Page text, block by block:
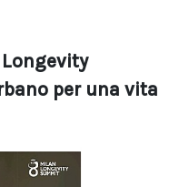
per una vita